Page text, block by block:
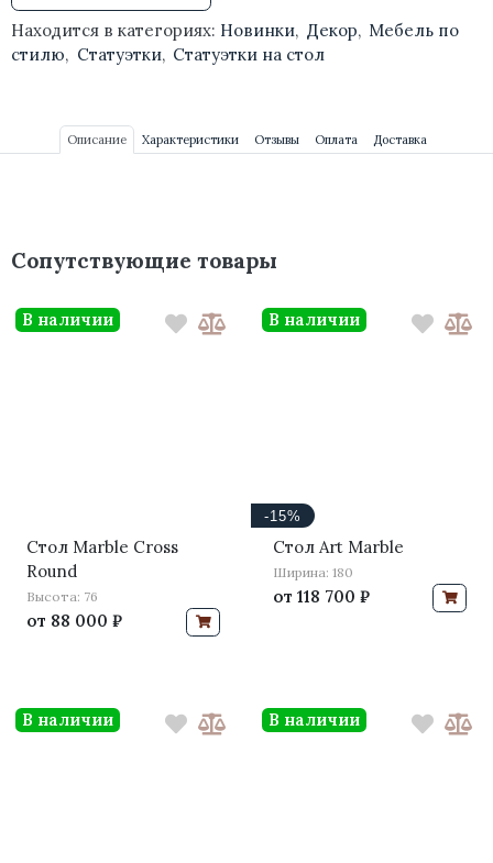
Находится в категориях: Новинки, Декор, Мебель по
стилю, Статуэтки, Статуэтки на стол
Описание Характеристики Отзывы Оплата Доставка
Сопутствующие товары
Стол Marble Cross
Round
Высота: 76
от 88 000 ₽
В наличии
-15%
Стол Art Marble
Ширина: 180
от 118 700 ₽
В наличии
В наличии В наличии